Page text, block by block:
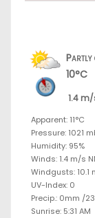
Partly
10°C
1.4
Apparent: 11°C
Pressure: 1021
Humidity: 95%
Winds: 1.4 m/s
Windgusts: 10.1
UV-Index: 0
Precip.: 0mm /
Sunrise: 5:31 AM